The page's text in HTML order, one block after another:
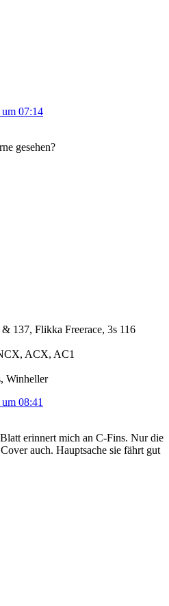
07:14
gesehen?
137, Flikka Freerace, 3s 116
ACX, AC1
Winheller
08:41
erinnert mich an C-Fins. Nur die
auch. Hauptsache sie fährt gut